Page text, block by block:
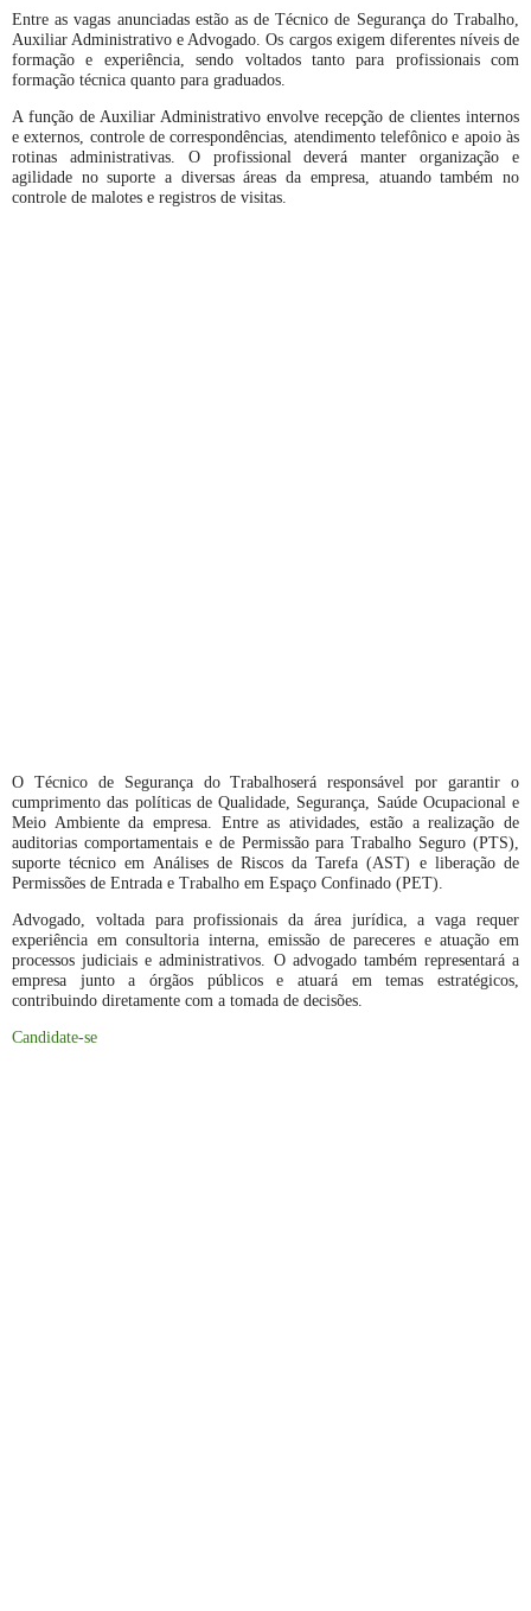
Entre as vagas anunciadas estão as de Técnico de Segurança do Trabalho,
Auxiliar Administrativo e Advogado. Os cargos exigem diferentes níveis de
formação e experiência, sendo voltados tanto para profissionais com
formação técnica quanto para graduados.
A função de Auxiliar Administrativo envolve recepção de clientes internos
e externos, controle de correspondências, atendimento telefônico e apoio às
rotinas administrativas. O profissional deverá manter organização e
agilidade no suporte a diversas áreas da empresa, atuando também no
controle de malotes e registros de visitas.
O Técnico de Segurança do Trabalhoserá responsável por garantir o
cumprimento das políticas de Qualidade, Segurança, Saúde Ocupacional e
Meio Ambiente da empresa. Entre as atividades, estão a realização de
auditorias comportamentais e de Permissão para Trabalho Seguro (PTS),
suporte técnico em Análises de Riscos da Tarefa (AST) e liberação de
Permissões de Entrada e Trabalho em Espaço Confinado (PET).
Advogado, voltada para profissionais da área jurídica, a vaga requer
experiência em consultoria interna, emissão de pareceres e atuação em
processos judiciais e administrativos. O advogado também representará a
empresa junto a órgãos públicos e atuará em temas estratégicos,
contribuindo diretamente com a tomada de decisões.
Candidate-se